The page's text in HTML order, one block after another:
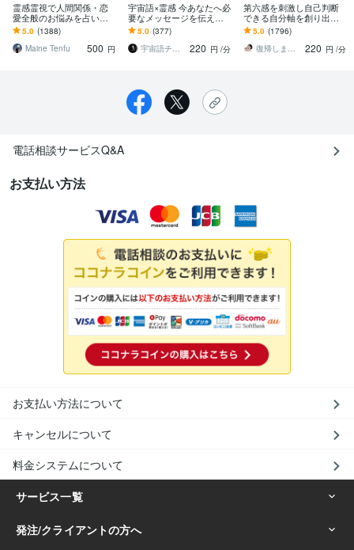
霊感霊視で人間関係・恋
愛全般のお悩みを占いま
す 【質問3件】あなたが幸
せになるための道しるべ
をお渡しします
5.0 (1388)
Maine Tenfu
500 円
宇宙語×霊感 今あなたへ必
要なメッセージを伝えま
す 恋愛/人間関係/人生【高
次元・霊感・現実思考】
現実が動く鑑定
5.0 (377)
宇宙語チャネラー＊アルシオーネ
220 円 /分
第六感を刺激し自己判断
できる自分軸を創り出し
ます ❤️相手の気持ち、複
雑恋愛、復縁、結婚、未
来を占います
5.0 (1796)
復帰しました♪天野 礼渚 あまのあきな
220 円 /分
電話相談サービスQ&A
お支払い方法
お支払い方法について
キャンセルについて
料金システムについて